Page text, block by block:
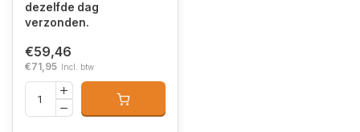
dezelfde dag
verzonden.
€59,46
€71,95 Incl. btw